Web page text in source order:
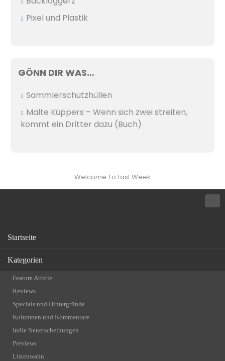
Pixel und Plastik
GÖNN DIR WAS…
Sammlerschutzhüllen
Malte Küppers – Wenn sich zwei streiten,
kommt ein Dritter dazu (Buch)
Welcome To Last Week
Startseite
Kategorien
Feature Article
Reviews
Specials und Hintergründe
Kolumnen und Kommentare
Indie Neuerscheinungen
Previews
Listenwahn